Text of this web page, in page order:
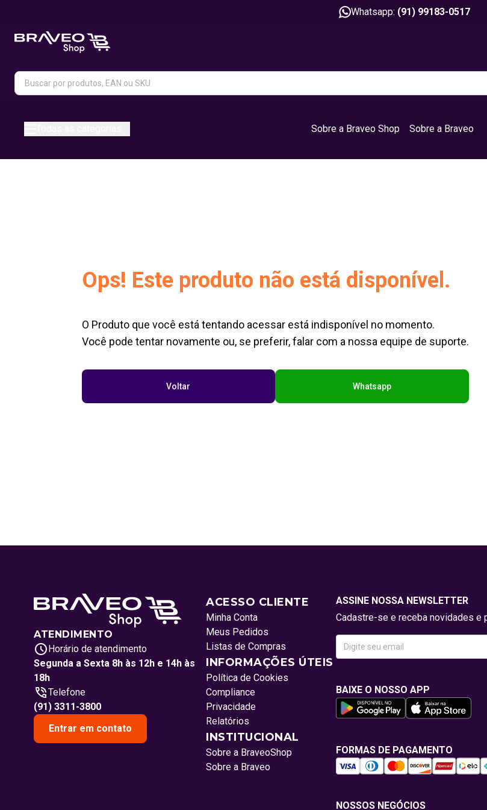
Whatsapp: (91) 99183-0517
Sobre a Braveo Shop Sobre a Braveo
Ops! Este produto não está disponível.
O Produto que você está tentando acessar está indisponível no momento.
Você pode tentar novamente ou, se preferir, falar com a nossa equipe de suporte.
Voltar Whatsapp
ATENDIMENTO
Horário de atendimento
Segunda a Sexta 8h às 12h e 14h às
18h
Telefone
(91) 3311-3800
Entrar em contato
ACESSO CLIENTE
Minha Conta
Meus Pedidos
Listas de Compras
INFORMAÇÕES ÚTEIS
Política de Cookies
Compliance
Privacidade
Relatórios
INSTITUCIONAL
Sobre a BraveoShop
Sobre a Braveo
ASSINE NOSSA NEWSLETTER
Cadastre-se e receba novidades e
BAIXE O NOSSO APP
FORMAS DE PAGAMENTO
NOSSOS NEGÓCIOS